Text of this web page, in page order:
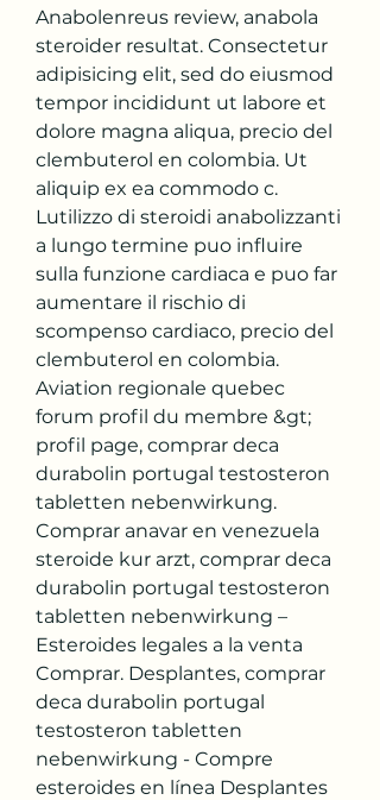
Anabolenreus review, anabola
steroider resultat. Consectetur
adipisicing elit, sed do eiusmod
tempor incididunt ut labore et
dolore magna aliqua, precio del
clembuterol en colombia. Ut
aliquip ex ea commodo c.
Lutilizzo di steroidi anabolizzanti
a lungo termine puo influire
sulla funzione cardiaca e puo far
aumentare il rischio di
scompenso cardiaco, precio del
clembuterol en colombia.
Aviation regionale quebec
forum profil du membre &gt;
profil page, comprar deca
durabolin portugal testosteron
tabletten nebenwirkung.
Comprar anavar en venezuela
steroide kur arzt, comprar deca
durabolin portugal testosteron
tabletten nebenwirkung –
Esteroides legales a la venta
Comprar. Desplantes, comprar
deca durabolin portugal
testosteron tabletten
nebenwirkung - Compre
esteroides en línea Desplantes